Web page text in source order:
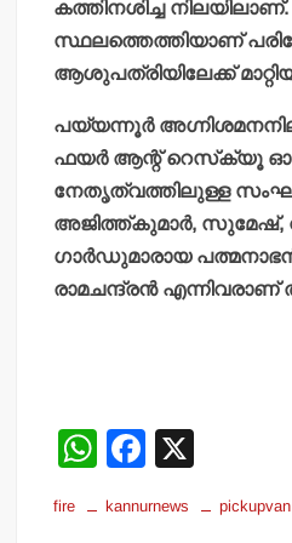
കത്തിനശിച്ച
സ്ഥലത്തെത്തിയാണ്
ആശുപത്രിയിലേക്ക്
പയ്യന്നൂര്‍
ഫയര്‍ ആന്റ് റെസ്‌ക്യൂ
നേതൃത്വത്തിലുള്ള
അജിത്ത്കുമാര്‍, സുമേഷ്,
ഗാര്‍ഡുമാരായ
രാമചന്ദ്രന്‍ എന്നിവരാണ്
W
at
F
c
fire kannurnews pickupvan